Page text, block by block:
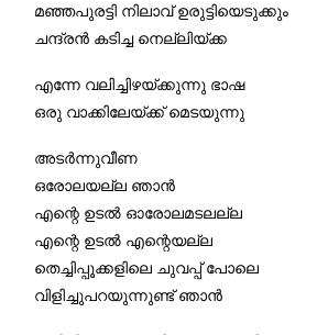
മഞ്ഞപുരട്ടി നിലാവ് ഉരുട്ടിയെടുക്കും
ചന്ദ്രൻ കടിച്ച നെല്ലിയ്ക്ക
എന്നേ വലിച്ചിഴയ്ക്കുന്നു ഭാഷ
ഒരു വാക്കിലേയ്ക്ക് മെടയുന്നു
അടർന്നുവീണ
ഒരോലയല്ല ഞാൻ
എന്റെ ഉടൽ ഓരോലമടലല്ല
എന്റെ ഉടൽ എന്റെയല്ല
തെച്ചിപ്പൂക്കളിലെ ചുവപ്പ് പോലെ
വിളിച്ചുപറയുന്നുണ്ട് ഞാൻ